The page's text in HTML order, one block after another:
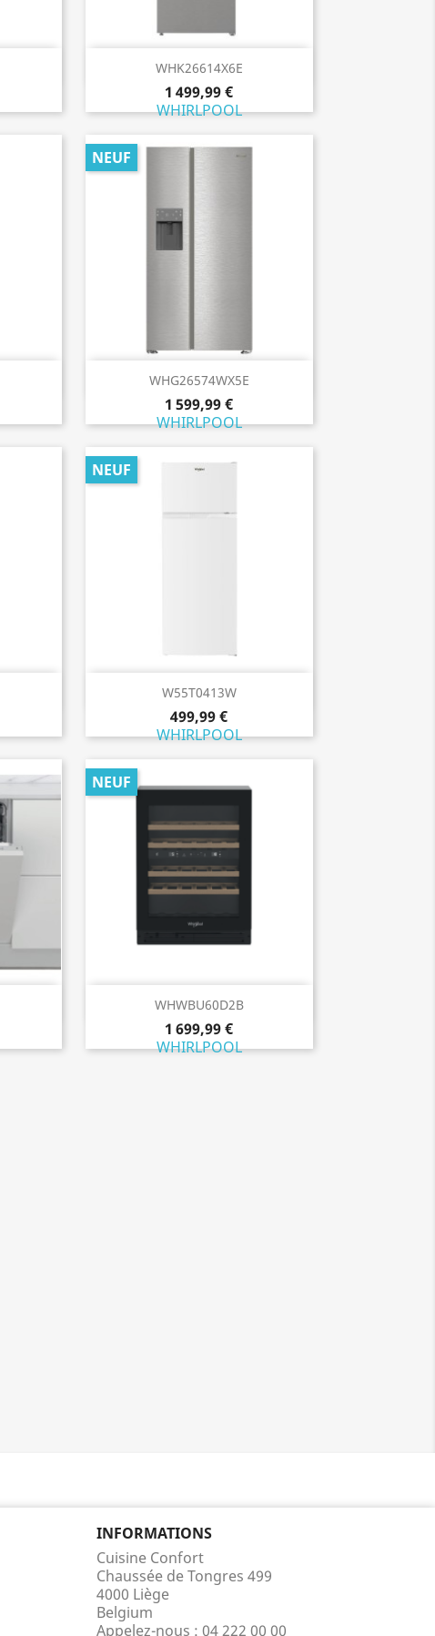
WHK26614X6E
1 499,99 €
WHIRLPOOL
Aperçu rapide
WHG26574WX5E
1 599,99 €
WHIRLPOOL
NEUF
Aperçu rapide
W55T0413W
499,99 €
WHIRLPOOL
NEUF
Aperçu rapide
WHWBU60D2B
1 699,99 €
WHIRLPOOL
NEUF
Aperçu rapide
INFORMATIONS
Cuisine Confort
Chaussée de Tongres 499
4000 Liège
Belgium
Appelez-nous : 04 222 00 00